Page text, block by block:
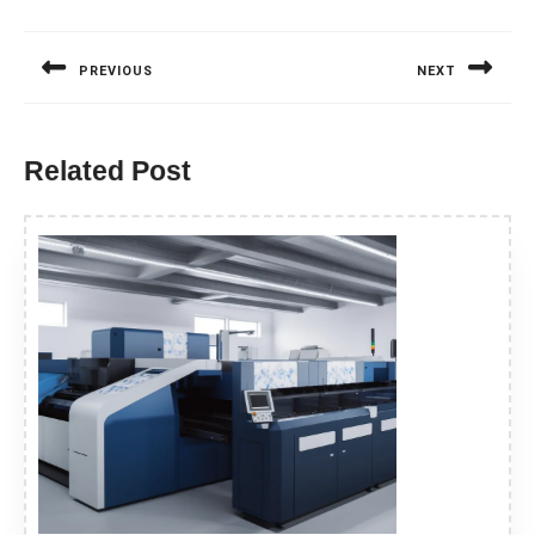
PREVIOUS NEXT
Related Post